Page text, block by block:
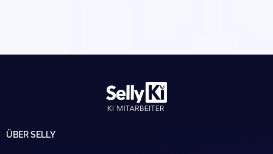
ÜBER SELLY